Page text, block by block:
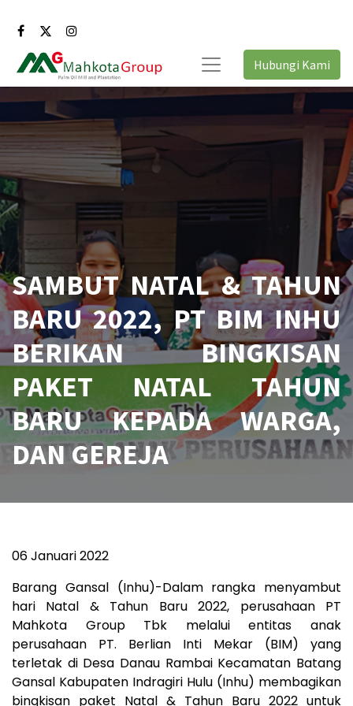
Hubungi Kami
SAMBUT NATAL & TAHUN
BARU 2022, PT BIM INHU
BERIKAN BINGKISAN
PAKET NATAL TAHUN
BARU KEPADA WARGA,
DAN GEREJA
06 Januari 2022
Barang Gansal (Inhu)-Dalam rangka menyambut
hari Natal & Tahun Baru 2022, perusahaan PT
Mahkota Group Tbk melalui entitas anak
perusahaan PT. Berlian Inti Mekar (BIM) yang
terletak di Desa Danau Rambai Kecamatan Batang
Gansal Kabupaten Indragiri Hulu (Inhu) membagikan
bingkisan paket Natal & Tahun Baru 2022 untuk